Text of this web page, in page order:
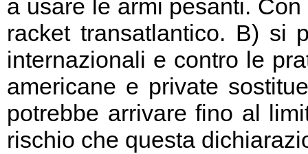
a usare le armi pesanti.
racket transatlantico. B) si
internazionali e contro le
americane e private
potrebbe arrivare fino al
rischio che questa